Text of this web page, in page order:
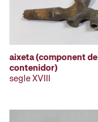
aixeta (component de
contenidor)
segle XVIII